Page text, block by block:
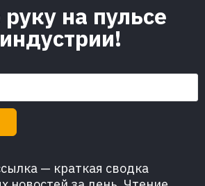
на пульсе
— краткая сводка